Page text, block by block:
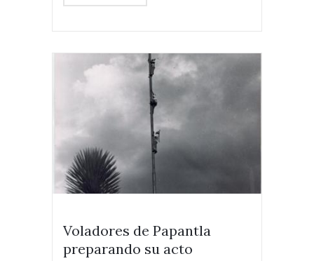
Voladores de Papantla
preparando su acto